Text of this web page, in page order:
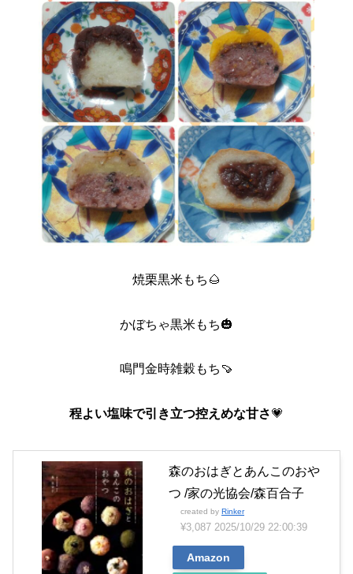
焼栗黒米もち🌰
かぼちゃ黒米もち🎃
鳴門金時雑穀もち🍠
程よい塩味で引き立つ控えめな甘さ💗
森のおはぎとあんこのおや
つ /家の光協会/森百合子
created by Rinker
¥3,087 2025/10/29 22:00:39
Amazon